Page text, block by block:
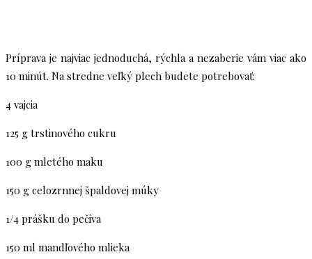
Príprava je najviac jednoduchá, rýchla a nezaberie vám viac ako
10 minút. Na stredne veľký plech budete potrebovať:
4 vajcia
125 g trstinového cukru
100 g mletého maku
150 g celozrnnej špaldovej múky
1/4 prášku do pečiva
150 ml mandľového mlieka